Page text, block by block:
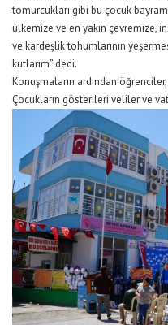
tomurcukları gibi bu çocuk
ülkemize ve en yakın çevremize,
ve kardeşlik tohumlarının
kutlarım” dedi.
Konuşmaların ardından
Çocukların gösterileri veliler ve